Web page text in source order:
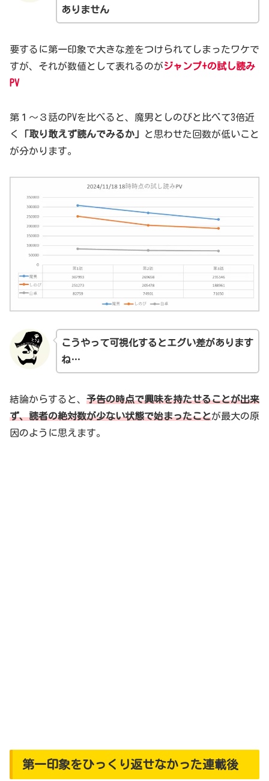
ありません
要するに第一印象で大きな差をつけられてしまったワケで
すが、それが数値として表れるのがジャンプ+の試し読み
PV
第１～３話のPVを比べると、魔男としのびと比べて3倍近
く
「取り敢えず読んでみるか」
と思わせた回数が低いこと
が分かります。
こうやって可視化するとエグい差があります
ね…
結論からすると、 予告の時点で興味を持たせることが出来
ず、読者の絶対数が少ない状態で始まったことが最大の原
因のように思えます。
第一印象をひっくり返せなかった連載後